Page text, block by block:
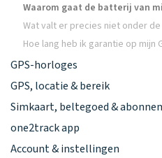
Waarom gaat de batterij van
Wat valt er precies niet onder
Hoe lang heb ik garantie op mijn
GPS-horloges
GPS, locatie & bereik
Simkaart, beltegoed &
one2track app
Account & instellingen